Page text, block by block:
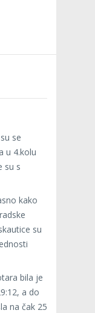
se
u 4.kolu
su s
kako
su
bila je
a do
na čak 25